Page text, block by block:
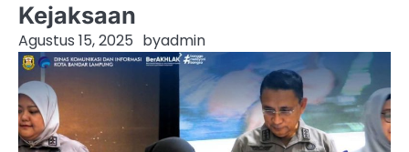
Kejaksaan
Agustus 15, 2025 byadmin